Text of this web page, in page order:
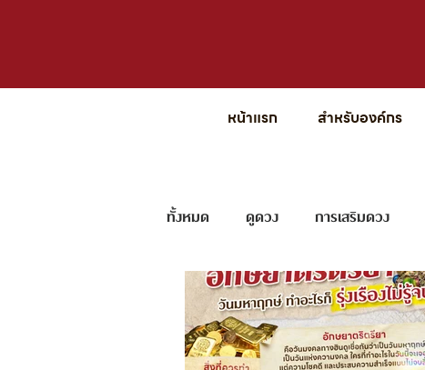
หน้าแรก สำหรับองค์กร
ทั้งหมด ดูดวง การเสริมดวง